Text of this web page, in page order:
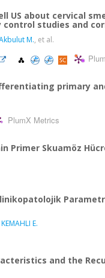
US about cervical
studies and
M., et al.
primary
PlumX Metrics
Primer Skuamöz
KEMAHLI E.
and the